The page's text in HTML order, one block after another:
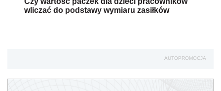
wliczać do podstawy wymiaru zasiłków
AUTOPROMOCJA